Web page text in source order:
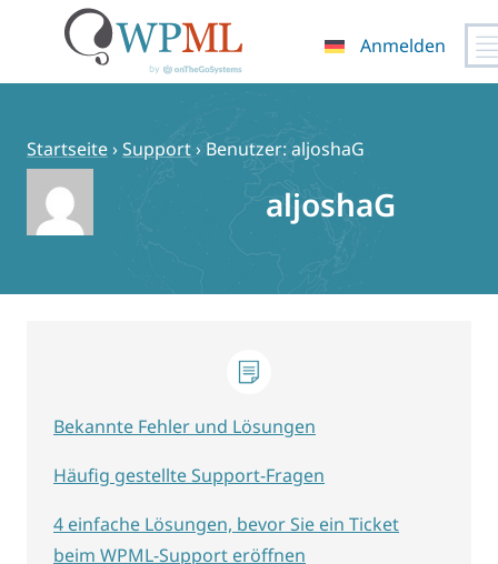
springen
Anmelden
Startseite›Support› Benutzer: aljoshaG
aljoshaG
Bekannte Fehler und Lösungen
Häufig gestellte Support-Fragen
4 einfache Lösungen, bevor Sie ein Ticket
beim WPML-Support eröffnen